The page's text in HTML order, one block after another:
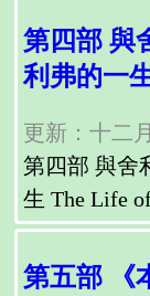
第四部 與
利弗的一
更新：十二
第四部 與舍
生 The Life of
第五部 《